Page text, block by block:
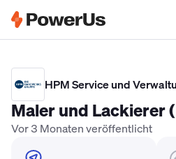
HPM Service und
Maler und Lackierer
Vor 3 Monaten veröffentlicht